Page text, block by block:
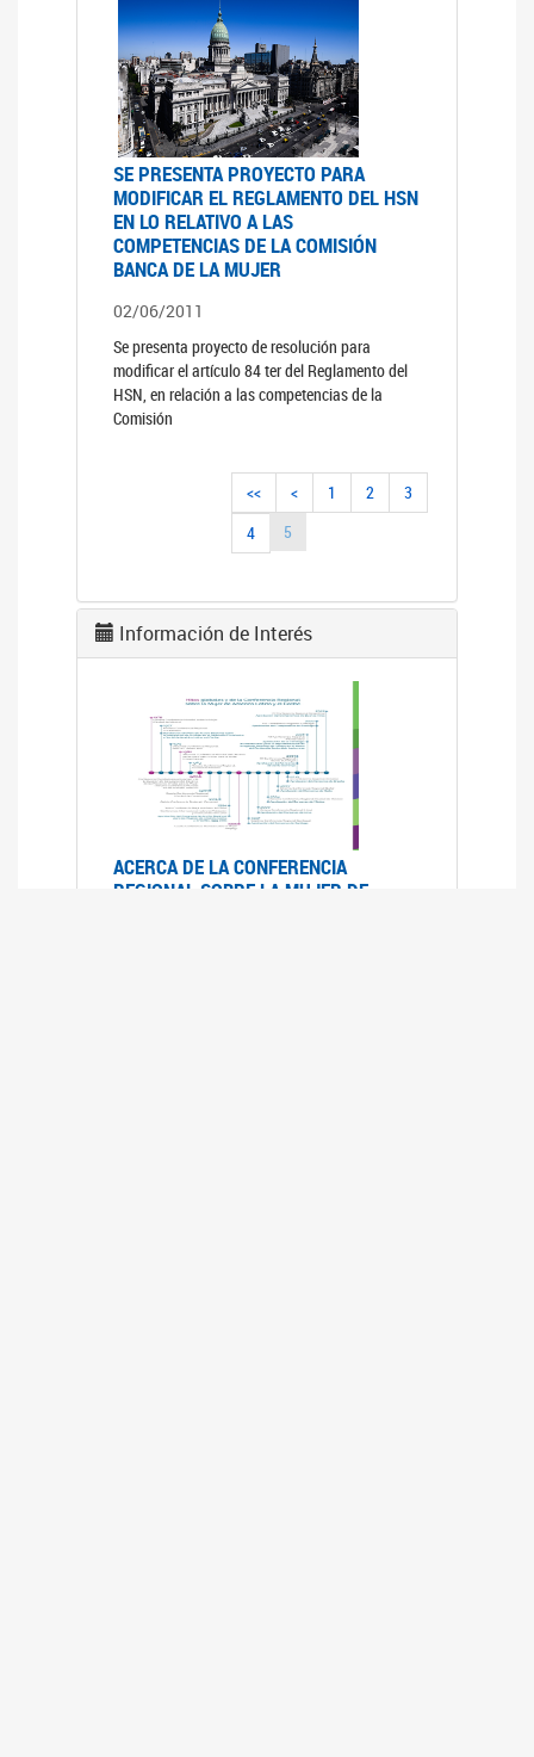
SE PRESENTA PROYECTO PARA
MODIFICAR EL REGLAMENTO DEL HSN
EN LO RELATIVO A LAS
COMPETENCIAS DE LA COMISIÓN
BANCA DE LA MUJER
02/06/2011
Se presenta proyecto de resolución para
modificar el artículo 84 ter del Reglamento del
HSN, en relación a las competencias de la
Comisión
<< < 1 2
3
4
5
Información de Interés
ACERCA DE LA CONFERENCIA
REGIONAL SOBRE LA MUJER DE